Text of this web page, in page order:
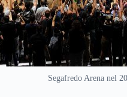
Segafredo Arena nel